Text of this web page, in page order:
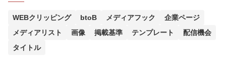
WEBクリッピング btoB メディアフック
企業ページ
メディアリスト
画像 掲載基準 テンプレート
配信機会
タイトル